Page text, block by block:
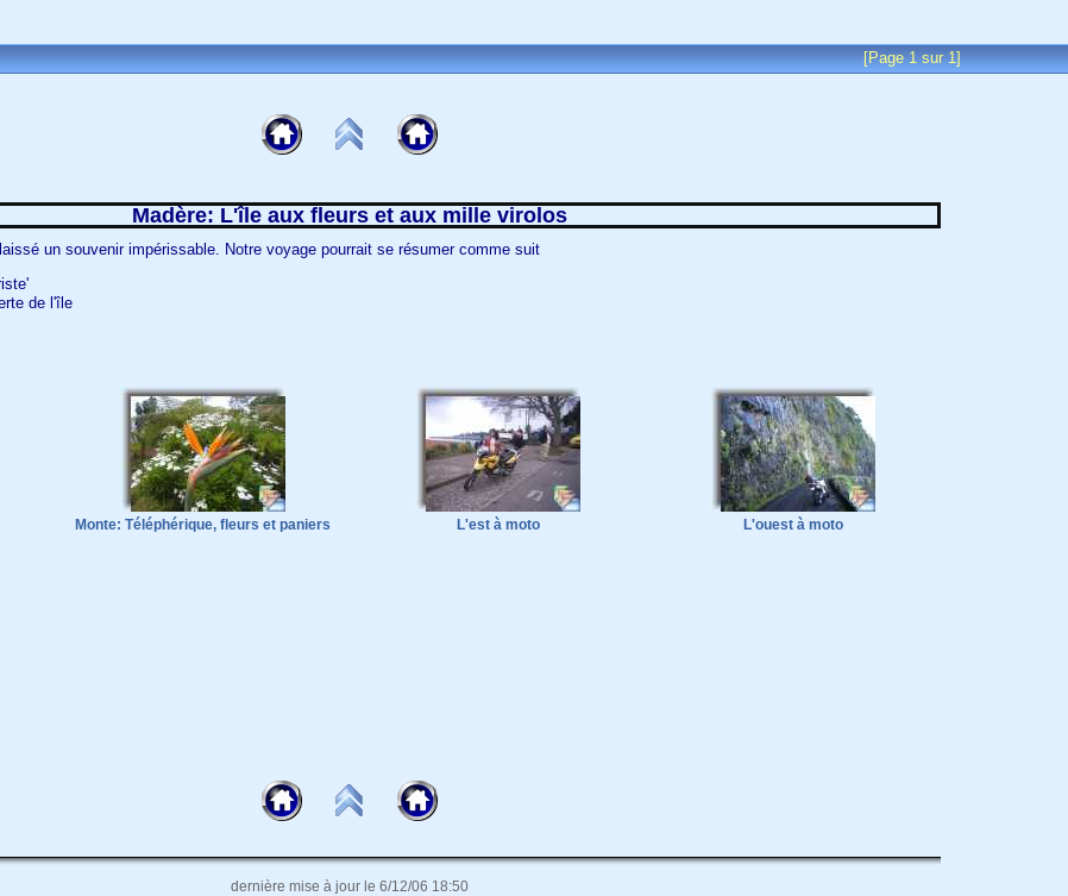
[Page 1 sur 1]
Madère: L'île aux fleurs et aux mille virolos
un souvenir impérissable. Notre voyage pourrait se résumer comme suit
de l'île
Monte: Téléphérique, fleurs et paniers L'est à moto L'ouest à moto
dernière mise à jour le 6/12/06 18:50